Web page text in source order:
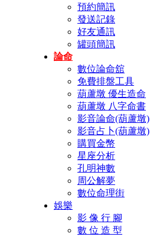
預約簡訊
發送記錄
好友通訊
罐頭簡訊
論命
數位論命舘
免費排盤工具
葫蘆墩 優生造命
葫蘆墩 八字命書
影音論命(葫蘆墩)
影音占卜(葫蘆墩)
購買金幣
星座分析
孔明神數
周公解夢
數位命理街
娛樂
影 像 行 腳
數 位 造 型